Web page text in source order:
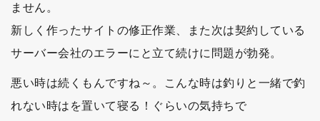
ません。
新しく作ったサイトの修正作業、また次は契約している
サーバー会社のエラーにと立て続けに問題が勃発。
悪い時は続くもんですね～。こんな時は釣りと一緒で釣
れない時はを置いて寝る！ぐらいの気持ちで